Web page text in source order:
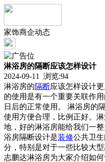
家饰商企动态
淋浴房的隔断应该怎样设计
2024-09-11 浏览:94
淋浴房的隔断应该怎样设计
的使用是有一个重要关联作
日后的正常使用。 淋浴房的
使用方便合理，比例正好。
地，好的淋浴房能给我们一
浴房隔断设计是装修公共卫
分，特别是对于一些比较大
志鹏达淋浴房为大家介绍如